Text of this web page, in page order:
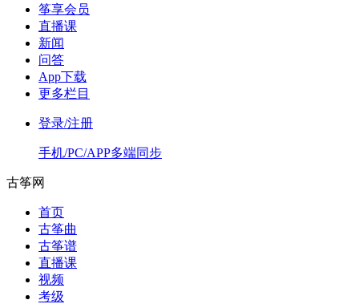
筝享会员
直播课
新闻
问答
App下载
更多栏目
登录/注册
手机/PC/APP多端同步
古筝网
首页
古筝曲
古筝谱
直播课
视频
考级